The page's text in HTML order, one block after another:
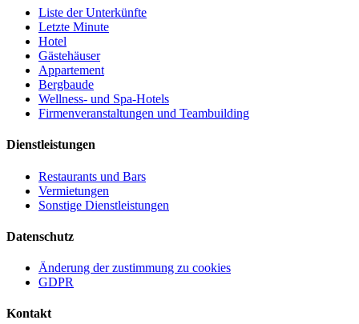
Liste der Unterkünfte
Letzte Minute
Hotel
Gästehäuser
Appartement
Bergbaude
Wellness- und Spa-Hotels
Firmenveranstaltungen und Teambuilding
Dienstleistungen
Restaurants und Bars
Vermietungen
Sonstige Dienstleistungen
Datenschutz
Änderung der zustimmung zu cookies
GDPR
Kontakt